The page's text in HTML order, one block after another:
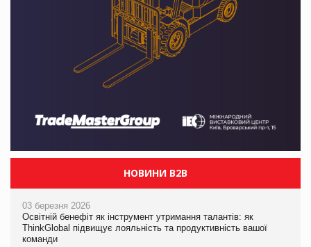
НОВИНИ B2B
03 березня 2026
Освітній бенефіт як інструмент утримання талантів: як
ThinkGlobal підвищує лояльність та продуктивність вашої
команди